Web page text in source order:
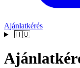
Ajánlatkérés
🇭🇺
Ajánlat